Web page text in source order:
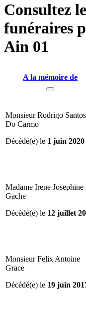
Consultez
funéraires
Ain 01
A la mémoire de
Monsieur Rodrigo Santos
Do Carmo
Décédé(e) le 1 juin 2020
Madame Irene Josephine
Gache
Décédé(e) le 12 juillet
Monsieur Felix Antoine
Grace
Décédé(e) le 19 juin